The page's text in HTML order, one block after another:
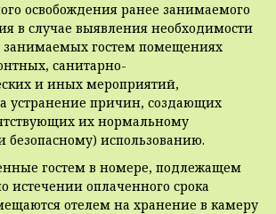
освобождения ранее занимаемого
в случае выявления необходимости
занимаемых гостем помещениях
санитарно-
и иных мероприятий,
устранение причин, создающих
их нормальному
безопасному) использованию.
гостем в номере, подлежащем
истечении оплаченного срока
отелем на хранение в камеру